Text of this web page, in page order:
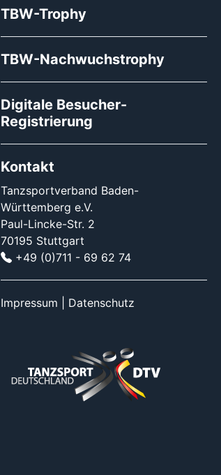
TBW-Trophy
TBW-Nachwuchstrophy
Digitale Besucher-
Registrierung
Kontakt
Tanzsportverband Baden-
Württemberg e.V.
Paul-Lincke-Str. 2
70195 Stuttgart
+49 (0)711 - 69 62 74
Impressum Datenschutz